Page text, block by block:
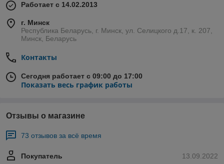
Работает с 14.02.2013
г. Минск
Республика Беларусь, г. Минск, ул. Селицкого д.17, к. 207,
Минск, Беларусь
Контакты
Сегодня работает с 09:00 до 17:00
Показать весь график работы
Отзывы о магазине
73 отзывов за всё время
13.09.2022
Покупатель